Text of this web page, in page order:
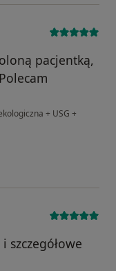
pacjentką,
+ USG +
szczegółowe